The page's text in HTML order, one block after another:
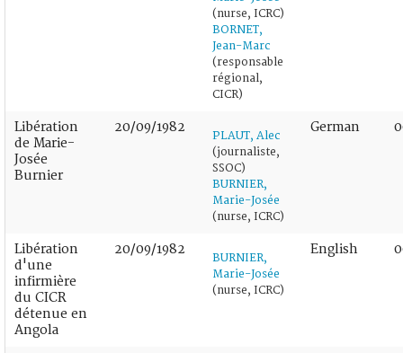
(nurse, ICRC)
BORNET,
Jean-Marc
(responsable
régional,
CICR)
Libération
de Marie-
Josée
Burnier
20/09/1982
PLAUT, Alec
(journaliste,
SSOC)
BURNIER,
Marie-Josée
(nurse, ICRC)
German
Libération
d'une
infirmière
du CICR
détenue en
Angola
20/09/1982
BURNIER,
Marie-Josée
(nurse, ICRC)
English